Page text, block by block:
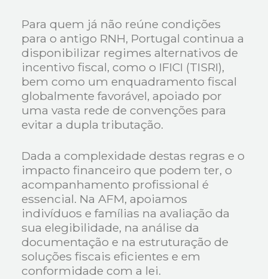
Para quem já não reúne condições
para o antigo RNH, Portugal continua a
disponibilizar regimes alternativos de
incentivo fiscal, como o IFICI (TISRI),
bem como um enquadramento fiscal
globalmente favorável, apoiado por
uma vasta rede de convenções para
evitar a dupla tributação.
Dada a complexidade destas regras e o
impacto financeiro que podem ter, o
acompanhamento profissional é
essencial. Na AFM, apoiamos
indivíduos e famílias na avaliação da
sua elegibilidade, na análise da
documentação e na estruturação de
soluções fiscais eficientes e em
conformidade com a lei.